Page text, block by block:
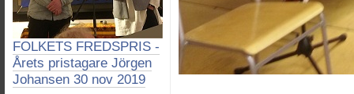
FOLKETS FREDSPRIS -
Årets pristagare Jörgen
Johansen 30 nov 2019